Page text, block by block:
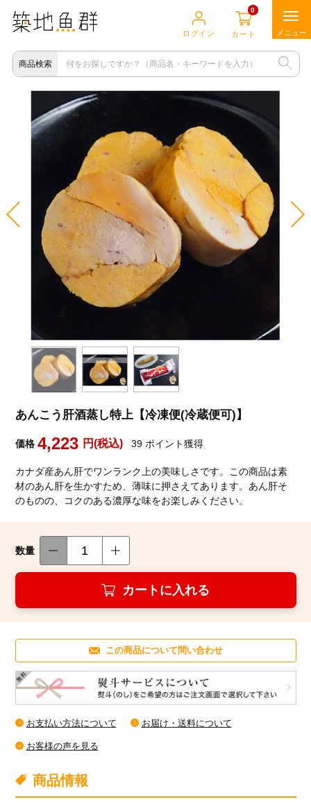
ログイン カート
0
店主イチオシセレクト
海の食材
肉の食材
畑の食材
他の食材
食の道具
築地魚群について
お客様の声
お買い物ガイド
魚群ガイドブック
築地魚群facebook
商品検索
あんこう肝酒蒸し特上【冷凍便(冷蔵便可)】
価格 4,223 円(税込) 39 ポイント獲得
カナダ産あん肝でワンランク上の美味しさです。この商品は素
材のあん肝を生かすため、薄味に押さえてあります。あん肝そ
のものの、コクのある濃厚な味をお楽しみください。
数量
カートに入れる
この商品について問い合わせ
お支払い方法について お届け・送料について
お客様の声を見る
商品情報